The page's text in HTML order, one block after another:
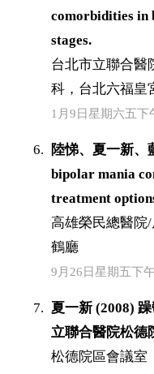
comorbidities in
stages.
台北市立聯合醫
科，台北六福皇
1月9日星期六五下
陸悌、夏一新、
bipolar mania
treatment
高雄榮民總醫院
鶴廳
9月26日星期五下
夏一新 (2008)
立聯合醫院松德
松德院區會議室